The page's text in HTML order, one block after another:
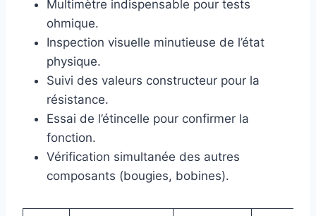
Multimètre indispensable pour tests
ohmique.
Inspection visuelle minutieuse de l’état
physique.
Suivi des valeurs constructeur pour la
résistance.
Essai de l’étincelle pour confirmer la
fonction.
Vérification simultanée des autres
composants (bougies, bobines).